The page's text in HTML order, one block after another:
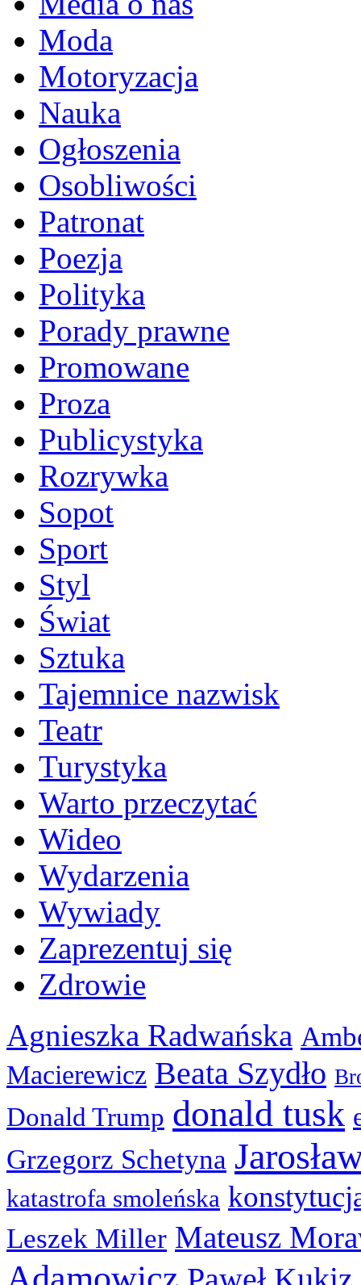
Moda
Motoryzacja
Nauka
Ogłoszenia
Osobliwości
Patronat
Poezja
Polityka
Porady prawne
Promowane
Proza
Publicystyka
Rozrywka
Sopot
Sport
Styl
Świat
Sztuka
Tajemnice nazwisk
Teatr
Turystyka
Warto przeczytać
Wideo
Wydarzenia
Wywiady
Zaprezentuj się
Zdrowie
Agnieszka Radwańska
Macierewicz Beata Szydło
Donald Trump donald tusk
Grzegorz Schetyna
katastrofa smoleńska
Leszek Miller Mateusz